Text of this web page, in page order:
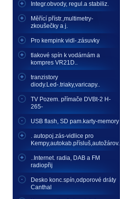
Integr.obvody, regul.a stabiliz.
Měřící přístr.,multimetry-
zkoušečky a j.
Pro kempink vidl-.zásuvky
tlakové spín k vodárnám a
kompres VR21D..
tranzistory
diody.Led-.triaky,varicapy..
TV Pozem. přímače DVBt-2 H-
265-
USB flash, SD pam.karty-memory
. autopoj.zás-vidlice pro
Kempy,autokab.přísluš,autožárov.
..Internet. radia, DAB a FM
radiopřij
Desko konc.spín,odporové dráty
Canthal